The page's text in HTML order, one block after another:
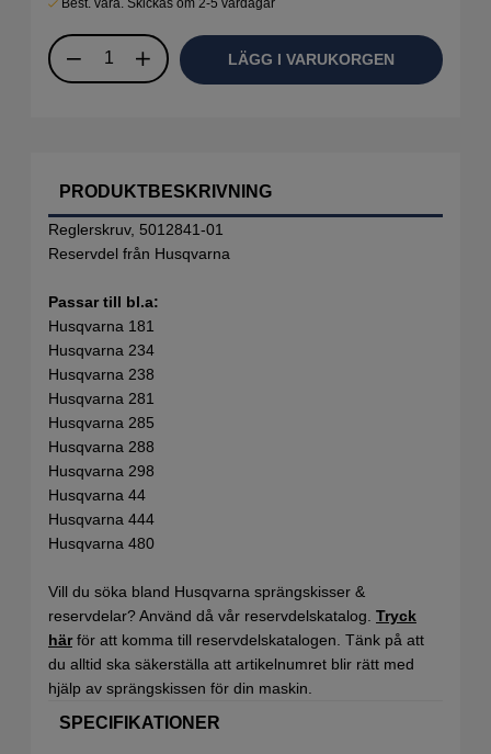
Best. vara. Skickas om 2-5 vardagar
LÄGG I VARUKORGEN
PRODUKTBESKRIVNING
Reglerskruv, 5012841-01
Reservdel från Husqvarna
Passar till bl.a:
Husqvarna 181
Husqvarna 234
Husqvarna 238
Husqvarna 281
Husqvarna 285
Husqvarna 288
Husqvarna 298
Husqvarna 44
Husqvarna 444
Husqvarna 480
Vill du söka bland Husqvarna sprängskisser &
reservdelar? Använd då vår reservdelskatalog. Tryck
härför att komma till reservdelskatalogen. Tänk på att
du alltid ska säkerställa att artikelnumret blir rätt med
hjälp av sprängskissen för din maskin.
SPECIFIKATIONER